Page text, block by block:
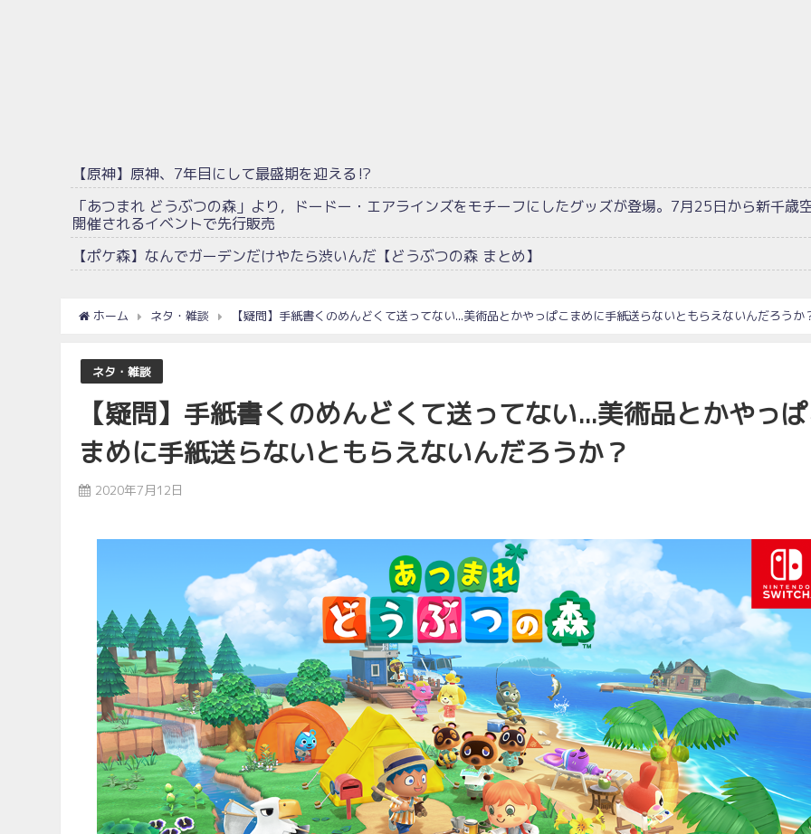
【原神】原神、7年目にして最盛期を迎える⁉
「あつまれ どうぶつの森」より，ドードー・エアラインズをモチーフにしたグッズが登場。7月25日から新千歳
開催されるイベントで先行販売
【ポケ森】なんでガーデンだけやたら渋いんだ【どうぶつの森 まとめ】
ホーム ネタ・雑談 【疑問】手紙書くのめんどくて送ってない...美術品とかやっぱこまめに手紙送らないともらえないんだろうか
ネタ・雑談
【疑問】手紙書くのめんどくて送ってない...美術品とかやっ
まめに手紙送らないともらえないんだろうか？
2020年7月12日